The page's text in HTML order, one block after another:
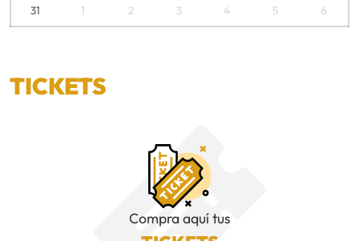
31 1 2 3 4 5 6
TICKETS
Compra aquí tus